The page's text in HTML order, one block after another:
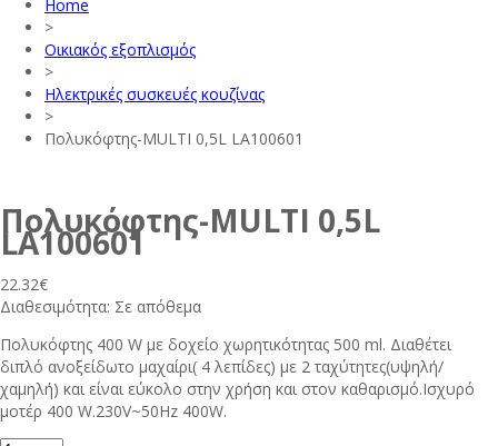
Home
>
Οικιακός εξοπλισμός
>
Ηλεκτρικές συσκευές κουζίνας
>
Πολυκόφτης-MULTI 0,5L LA100601
Πολυκόφτης-MULTI 0,5L
LA100601
22.32€
Διαθεσιμότητα: Σε απόθεμα
Πολυκόφτης 400 W με δοχείο χωρητικότητας 500 ml. Διαθέτει
διπλό ανοξείδωτο μαχαίρι( 4 λεπίδες) με 2 ταχύτητες(υψηλή/
χαμηλή) και είναι εύκολο στην χρήση και στον καθαρισμό.Ισχυρό
μοτέρ 400 W.230V~50Hz 400W.